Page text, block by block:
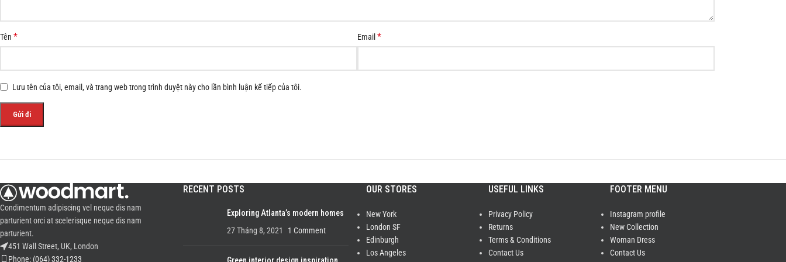
Tên * Email *
Lưu tên của tôi, email, và trang web trong trình duyệt này cho lần bình luận kế tiếp của tôi.
Condimentum adipiscing vel neque dis nam
parturient orci at scelerisque neque dis nam
parturient.
451 Wall Street, UK, London
Phone: (064) 332-1233
RECENT POSTS
Exploring Atlanta’s modern homes
27 Tháng 8, 2021
1 Comment
Green interior design inspiration
OUR STORES
New York
London SF
Edinburgh
Los Angeles
USEFUL LINKS
Privacy Policy
Returns
Terms & Conditions
Contact Us
FOOTER MENU
Instagram profile
New Collection
Woman Dress
Contact Us